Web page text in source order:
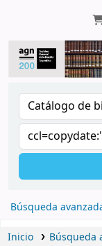
Búsqueda
Inicio
Búsqueda